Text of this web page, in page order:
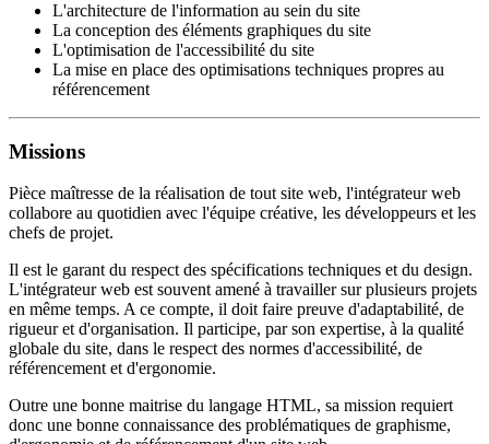
L'architecture de l'information au sein du site
La conception des éléments graphiques du site
L'optimisation de l'accessibilité du site
La mise en place des optimisations techniques propres au
référencement
Missions
Pièce maîtresse de la réalisation de tout site web, l'intégrateur web
collabore au quotidien avec l'équipe créative, les développeurs et les
chefs de projet.
Il est le garant du respect des spécifications techniques et du design.
L'intégrateur web est souvent amené à travailler sur plusieurs projets
en même temps. A ce compte, il doit faire preuve d'adaptabilité, de
rigueur et d'organisation. Il participe, par son expertise, à la qualité
globale du site, dans le respect des normes d'accessibilité, de
référencement et d'ergonomie.
Outre une bonne maitrise du langage HTML, sa mission requiert
donc une bonne connaissance des problématiques de graphisme,